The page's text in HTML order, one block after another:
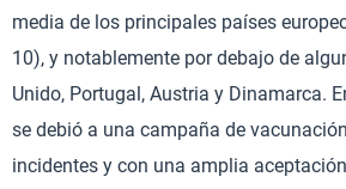
media de los principales países
10), y notablemente por debajo de
Unido, Portugal, Austria y Dinamarca.
se debió a una campaña de
incidentes y con una amplia